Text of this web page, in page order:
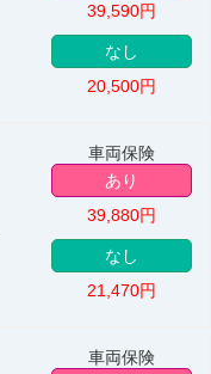
39,590円
なし
20,500円
車両保険
あり
39,880円
なし
21,470円
車両保険